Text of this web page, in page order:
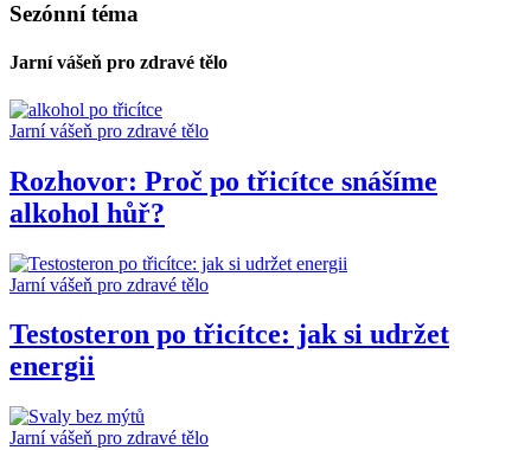
Sezónní téma
Jarní vášeň pro zdravé tělo
Jarní vášeň pro zdravé tělo
Rozhovor: Proč po třicítce snášíme
alkohol hůř?
Jarní vášeň pro zdravé tělo
Testosteron po třicítce: jak si udržet
energii
Jarní vášeň pro zdravé tělo